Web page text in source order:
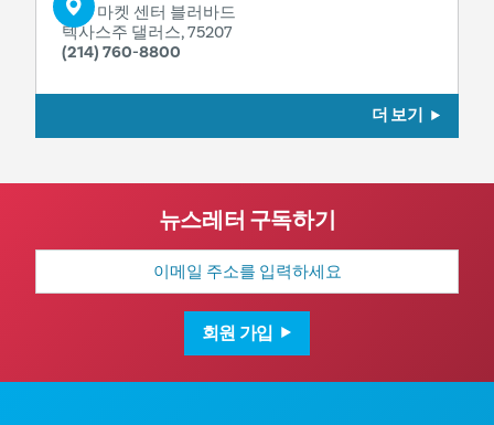
2110 마켓 센터 블러바드
텍사스주 댈러스, 75207
(214) 760-8800
더 보기
뉴스레터 구독하기
일
회원 가입